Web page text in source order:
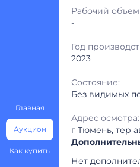
Главная
Аукцион
Как купить
Рабочий объем
-
Год
2023
Состояние:
Без видимых
Адрес осмотра:
г Тюмень, тер
Нет